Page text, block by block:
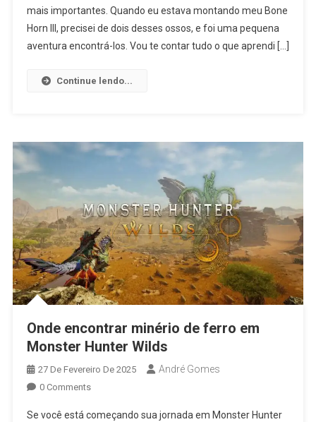
mais importantes. Quando eu estava montando meu Bone
Horn III, precisei de dois desses ossos, e foi uma pequena
aventura encontrá-los. Vou te contar tudo o que aprendi […]
Continue lendo...
Onde encontrar minério de ferro em
Monster Hunter Wilds
27 De Fevereiro De 2025 André Gomes
0 Comments
Se você está começando sua jornada em Monster Hunter